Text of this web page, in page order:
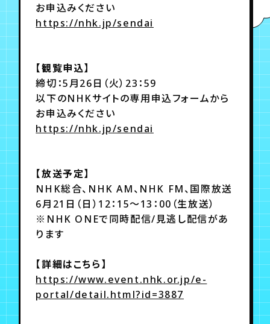
月会員制ファンクラブ
会員登録
お申込みください
https://nhk.jp/sendai
【観覧申込】
締切：5月26日（火）23：59
以下のNHKサイトの専用申込フォームから
お申込みください
https://nhk.jp/sendai
【放送予定】
NHK総合、NHK AM、NHK FM、国際放送
6月21日（日）12：15～13：00（生放送）
※NHK ONEで同時配信/見逃し配信があ
ります
【詳細はこちら】
https://www.event.nhk.or.jp/e-
portal/detail.html?id=3887